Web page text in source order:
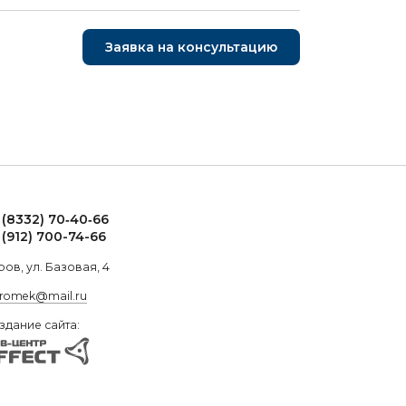
Заявка на консультацию
70‑40‑66
(912) 700-74-66
ул. Базовая, 4
сайта: